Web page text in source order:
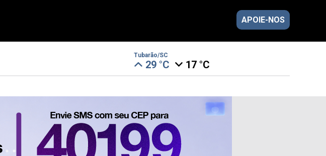
APOIE-NOS
Tubarão/SC
29 °C 17 °C